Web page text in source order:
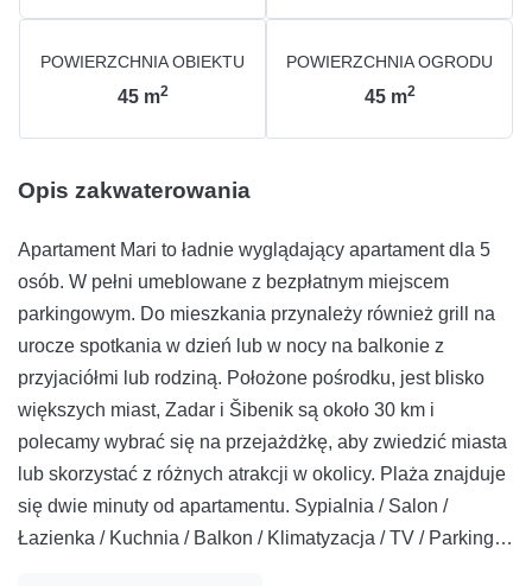
POWIERZCHNIA OBIEKTU
45 m2
POWIERZCHNIA OGRODU
45 m2
Opis zakwaterowania
Apartament Mari to ładnie wyglądający apartament dla 5
osób. W pełni umeblowane z bezpłatnym miejscem
parkingowym. Do mieszkania przynależy również grill na
urocze spotkania w dzień lub w nocy na balkonie z
przyjaciółmi lub rodziną. Położone pośrodku, jest blisko
większych miast, Zadar i Šibenik są około 30 km i
polecamy wybrać się na przejażdżkę, aby zwiedzić miasta
lub skorzystać z różnych atrakcji w okolicy. Plaża znajduje
się dwie minuty od apartamentu. Sypialnia / Salon /
Łazienka / Kuchnia / Balkon / Klimatyzacja / TV / Parking /